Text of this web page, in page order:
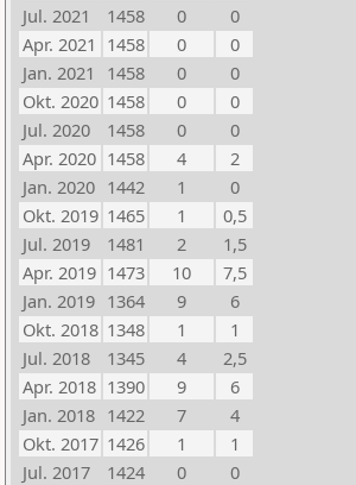
Jul. 2021
1458 0
0
Apr. 2021 1458 0
0
Jan. 2021
1458 0
0
Okt. 2020 1458 0
0
Jul. 2020
1458 0
0
Apr. 2020 1458 4
2
Jan. 2020 1442 1
0
Okt. 2019 1465 1
0,5
Jul. 2019
1481 2
1,5
Apr. 2019 1473 10
7,5
Jan. 2019 1364 9
6
Okt. 2018 1348 1
1
Jul. 2018
1345 4
2,5
Apr. 2018 1390 9
6
Jan. 2018 1422 7
4
Okt. 2017 1426 1
1
Jul. 2017
1424 0
0